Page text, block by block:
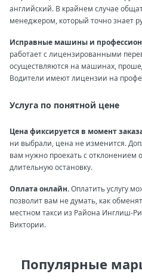
английский. В крайнем случае
менеджером, который точно знает
Исправные машины и
работает с лицензированными
осуществляются на машинах,
Водители имеют лицензии на
Услуга по понятной цене
Цена фиксируется в момент
ни выбрали, цена не изменится.
вам нужно проехать с отклонением
длительную остановку.
Оплата онлайн.Оплатить услугу
позволит вам не думать, как
местном такси из Района Инглиш-
Виктории.
Популярные